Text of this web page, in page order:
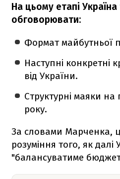
На цьому етапі
обговорювати:
Формат майбутньої
Наступні конкретні
від України.
Структурні маяки на
року.
За словами Марченка,
розуміння того, як далі
"балансуватиме